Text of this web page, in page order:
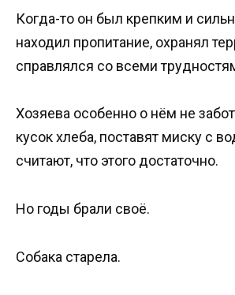
Когда-то он был крепким и
находил пропитание, охранял
справлялся со всеми
Хозяева особенно о нём не
кусок хлеба, поставят миску с
считают, что этого достаточно.
Но годы брали своё.
Собака старела.